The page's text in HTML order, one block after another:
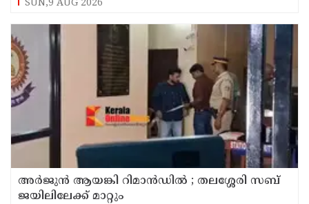
SUN,9 AUG 2026
അര്‍ജുന്‍ ആയങ്കി റിമാന്‍ഡില്‍ ; തലശ്ശേരി സബ്
ജയിലിലേക്ക് മാറ്റും